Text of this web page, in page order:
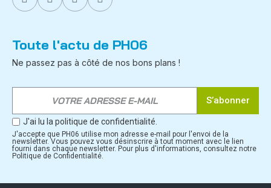
Toute l'actu de PH06
Ne passez pas à côté de nos bons plans !
S’abonner
J'ai lu la politique de confidentialité.
J'accepte que PH06 utilise mon adresse e-mail pour l'envoi de la
newsletter. Vous pouvez vous désinscrire à tout moment avec le lien
fourni dans chaque newsletter. Pour plus d'informations, consultez notre
Politique de Confidentialité.